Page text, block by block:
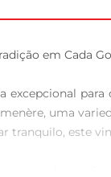
em Cada
uma
este